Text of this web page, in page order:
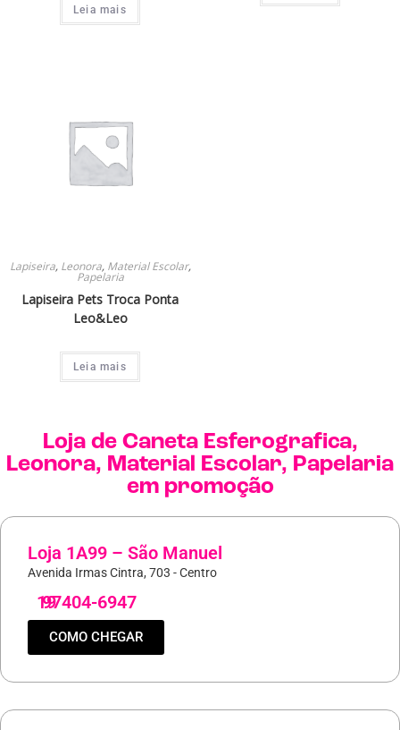
Leia mais
Lapiseira, Leonora, Material Escolar,
Papelaria
Lapiseira Pets Troca Ponta
Leo&Leo
Leia mais
Loja de Caneta Esferografica,
Leonora, Material Escolar, Papelaria
em promoção
Loja 1A99 – São Manuel
Avenida Irmas Cintra, 703 - Centro
19
97404-6947
COMO CHEGAR